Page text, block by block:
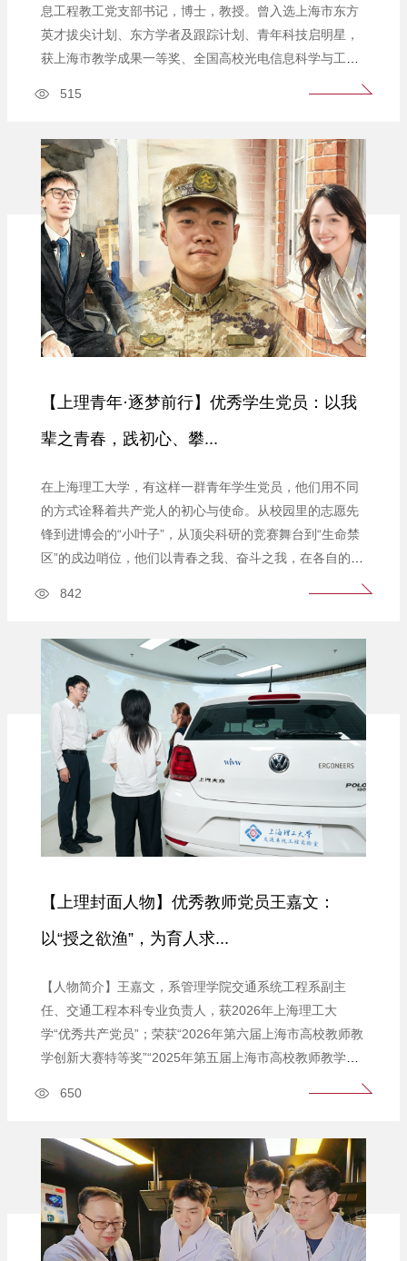
515
息工程教工党支部书记，博士，教授。曾入选上海市东方
英才拔尖计划、东方学者及跟踪计划、青年科技启明星，
获上海市教学成果一等奖、全国高校光电信息科学与工程
业大赛、创“芯”大赛等获奖，指导本科生获得全国大学...
【上理青年·逐梦前行】优秀学生党员：以我
辈之青春，践初心、攀...
842
在上海理工大学，有这样一群青年学生党员，他们用不同
的方式诠释着共产党人的初心与使命。从校园里的志愿先
锋到进博会的“小叶子”，从顶尖科研的竞赛舞台到“生命禁
区”的戍边哨位，他们以青春之我、奋斗之我，在各自的赛
游客的模样，深深刻进了她的记忆。“以后我也...
【上理封面人物】优秀教师党员王嘉文：
以“授之欲渔”，为育人求...
650
【人物简介】王嘉文，系管理学院交通系统工程系副主
任、交通工程本科专业负责人，获2026年上海理工大
学“优秀共产党员”；荣获“2026年第六届上海市高校教师教
学创新大赛特等奖”“2025年第五届上海市高校教师教学创
作者发表SCI论文24篇、中文核心论文11篇，获国家发...